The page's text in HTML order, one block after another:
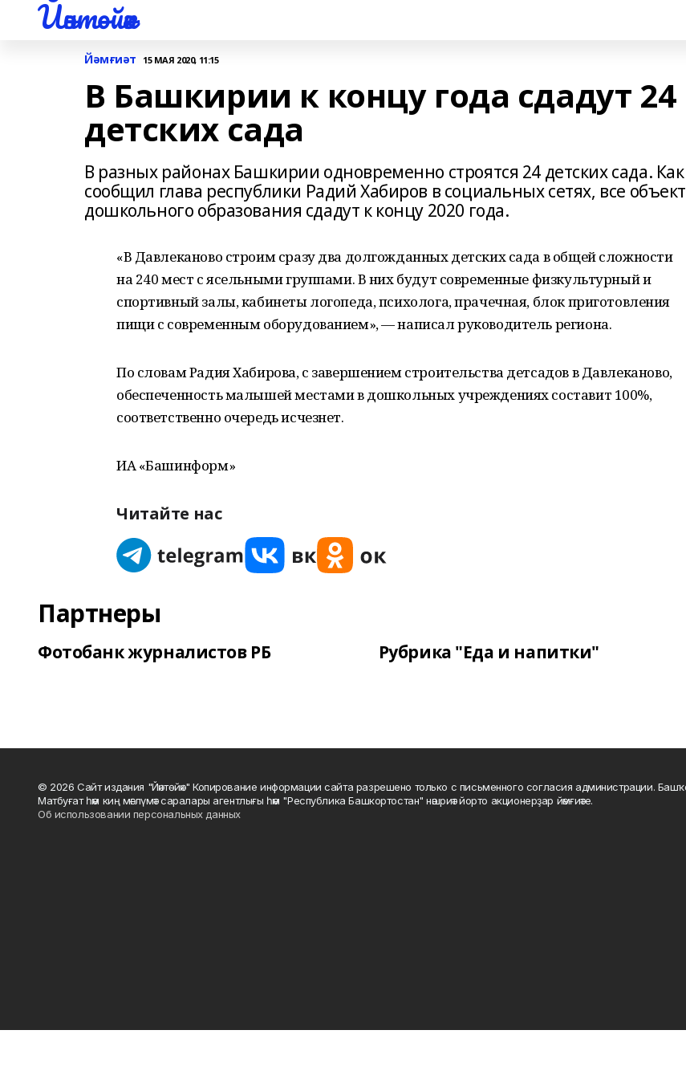
Йәнтөйәк
Йәмғиәт 15 МАЯ 2020, 11:15
В Башкирии к концу года сдадут 24
детских сада
В разных районах Башкирии одновременно строятся 24 детских сада. Как
сообщил глава республики Радий Хабиров в социальных сетях, все
дошкольного образования сдадут к концу 2020 года.
«В Давлеканово строим сразу два долгожданных детских сада в общей сложности
на 240 мест с ясельными группами. В них будут современные физкультурный и
спортивный залы, кабинеты логопеда, психолога, прачечная, блок приготовления
пищи с современным оборудованием», — написал руководитель региона.
По словам Радия Хабирова, с завершением строительства детсадов в Давлеканово,
обеспеченность малышей местами в дошкольных учреждениях составит 100%,
соответственно очередь исчезнет.
ИА «Башинформ»
Читайте нас
Партнеры
Фотобанк журналистов РБ Рубрика "Еда и напитки"
© 2026 Сайт издания "Йәнтөйәк" Копирование информации сайта разрешено только с письменного согласия администрации.
Матбуғат һәм киң мәғлүмәт саралары агентлығы һәм "Республика Башкортостан" нәшриәт йорто акционерҙар йәмғиәте.
Об использовании персональных данных